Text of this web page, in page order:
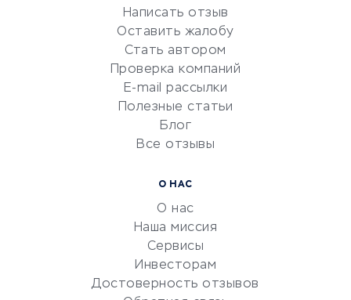
Репетиторство
Красота и здоровье
Сервисы по поиску работы
Сетевой маркетинг
УСЛУГИ ДЛЯ БИЗНЕСА
документооборот
Написать отзыв
Оставить жалобу
Стать автором
Проверка компаний
E-mail рассылки
Полезные статьи
Блог
Все отзывы
О НАС
О нас
Наша миссия
Сервисы
Инвесторам
Достоверность отзывов